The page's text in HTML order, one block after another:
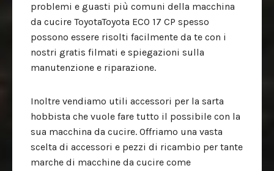
problemi e guasti più comuni della macchina
da cucire ToyotaToyota ECO 17 CP spesso
possono essere risolti facilmente da te con i
nostri gratis filmati e spiegazioni sulla
manutenzione e riparazione.
Inoltre vendiamo utili accessori per la sarta
hobbista che vuole fare tutto il possibile con la
sua macchina da cucire. Offriamo una vasta
scelta di accessori e pezzi di ricambio per tante
marche di macchine da cucire come